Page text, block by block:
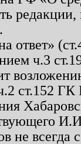
ответ»
ч.3
ст.152
не